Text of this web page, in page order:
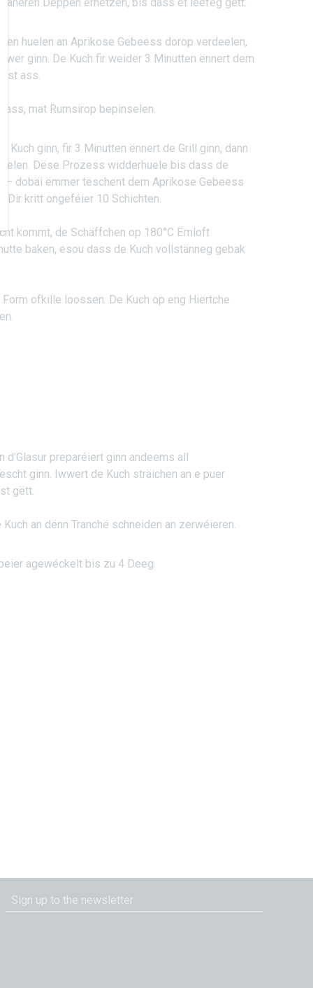
huelen an Aprikose Gebeess dorop verdeelen,
ginn. De Kuch fir weider 3 Minutten ënnert dem
ass.
ass, mat Rumsirop bepinselen.
Kuch ginn, fir 3 Minutten ënnert de Grill ginn, dann
Dëse Prozess widderhuele bis dass de
– dobäi ëmmer tëschent dem Aprikose Gebeess
Dir kritt ongeféier 10 Schichten.
kommt, de Schäffchen op 180°C Ëmloft
baken, esou dass de Kuch vollstänneg gebak
ofkille loossen. De Kuch op eng Hiertche
d’Glasur preparéiert ginn andeems all
ginn. Iwwert de Kuch sträichen an e puer
gëtt.
an dënn Tranchë schneiden an zerwéieren.
agewéckelt bis zu 4 Deeg.